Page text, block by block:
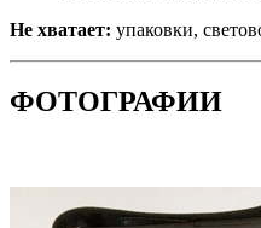
Не хватает: упаковки,
ФОТОГРАФИИ